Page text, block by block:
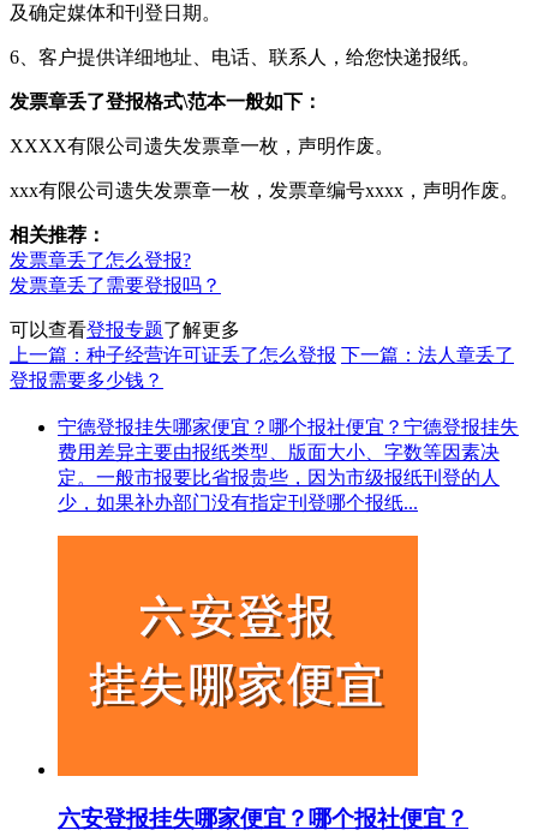
及确定媒体和刊登日期。
6、客户提供详细地址、电话、联系人，给您快递报纸。
发票章丢了登报格式\范本一般如下：
XXXX有限公司遗失发票章一枚，声明作废。
xxx有限公司遗失发票章一枚，发票章编号xxxx，声明作废。
相关推荐：
发票章丢了怎么登报?
发票章丢了需要登报吗？
可以查看登报专题了解更多
上一篇：种子经营许可证丢了怎么登报 下一篇：法人章丢了
登报需要多少钱？
宁德登报挂失哪家便宜？哪个报社便宜？宁德登报挂失
费用差异主要由报纸类型、版面大小、字数等因素决
定。一般市报要比省报贵些，因为市级报纸刊登的人
少，如果补办部门没有指定刊登哪个报纸...
六安登报挂失哪家便宜？哪个报社便宜？